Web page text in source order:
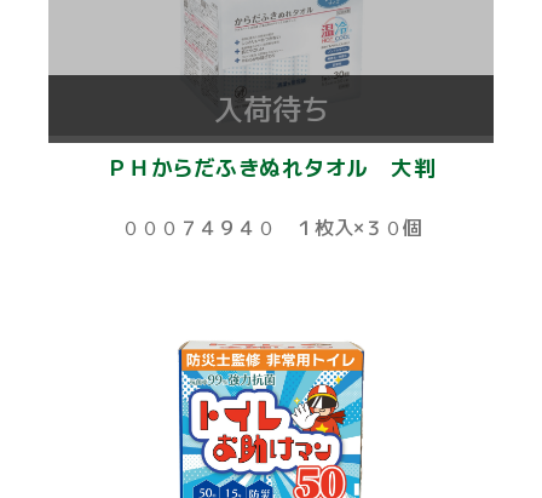
入荷待ち
ＰＨからだふきぬれタオル 大判
０００７４９４０ １枚入×３０個